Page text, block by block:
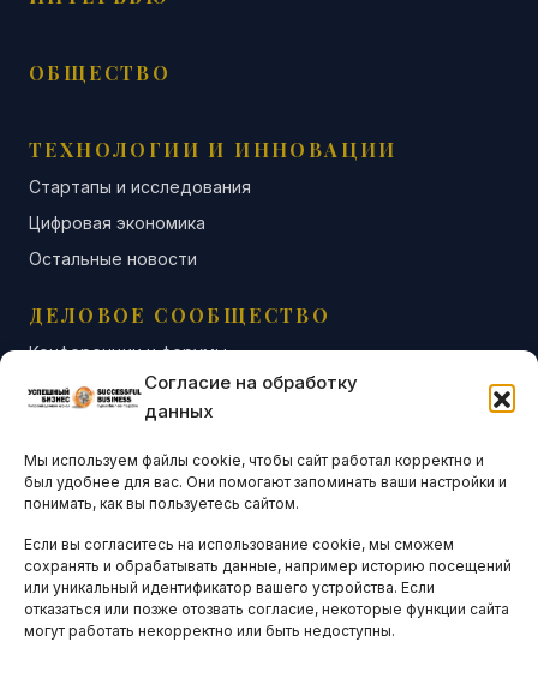
Согласие на обработку
данных
Мы используем файлы cookie, чтобы сайт работал корректно и
был удобнее для вас. Они помогают запоминать ваши настройки и
понимать, как вы пользуетесь сайтом.
Если вы согласитесь на использование cookie, мы сможем
сохранять и обрабатывать данные, например историю посещений
или уникальный идентификатор вашего устройства. Если
отказаться или позже отозвать согласие, некоторые функции сайта
могут работать некорректно или быть недоступны.
ОБЩЕСТВО
ТЕХНОЛОГИИ И ИННОВАЦИИ
Стартапы и исследования
Цифровая экономика
Остальные новости
ДЕЛОВОЕ СООБЩЕСТВО
Конференции и форумы
Бизнес-клубы и ассоциации
Остальные новости
АНАЛИТИКА И СТАТИСТИКА
ARTICLES IN ENGLISH
НАВИГАЦИЯ